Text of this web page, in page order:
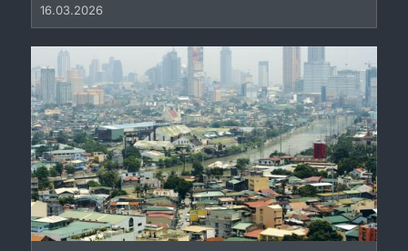
16.03.2026